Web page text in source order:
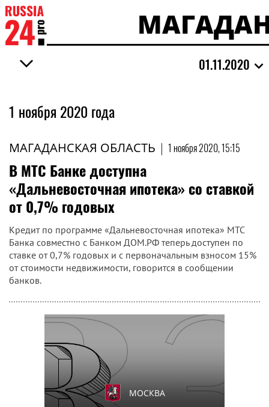
01.11.2020
1 ноября 2020 года
МАГАДАНСКАЯ ОБЛАСТЬ | 1 ноября 2020, 15:15
​В МТС Банке доступна
«Дальневосточная ипотека» со ставкой
от 0,7% годовых
Кредит по программе «Дальневосточная ипотека» МТС
Банка совместно с Банком ДОМ.РФ теперь доступен по
ставке от 0,7% годовых и с первоначальным взносом 15%
от стоимости недвижимости, говорится в сообщении
банков.
МОСКВА